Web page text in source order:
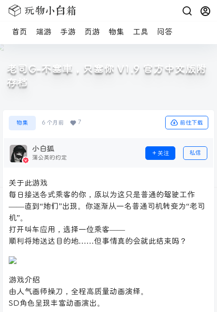
首页 端游 手游 页游 物集 工具 问答
老司G-不塞車，只塞你 V1.9 官方中文版附
存档
物集 6 个月前 7 前往下载
小白狐
蒲公英的约定
关注 私信
关于此游戏
每日接送各式乘客的你，原以为这只是普通的驾驶工作
——直到“她们”出现。你逐渐从一名普通司机转变为“老司
机”。
打开叫车应用，选择一位乘客——
顺利将她送达目的地……但事情真的会就此结束吗？
游戏介绍
由人气画师操刀，全程高质量动画演绎。
SD角色呈现丰富动画演出。